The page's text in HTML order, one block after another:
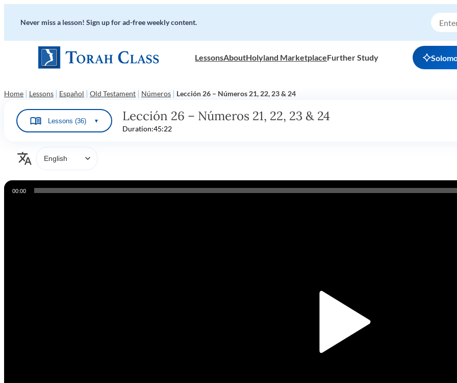
Never miss a lesson! Sign up for ad-free weekly content.
LessonsAboutHolyland MarketplaceFurther Study
Home | Lessons | Español | Old Testament | Números | Lección 26 – Números 21, 22, 23 & 24
Lessons (36) ▼ Lección 26 – Números 21, 22, 23 & 24
Duration:45:22
Audio00:00